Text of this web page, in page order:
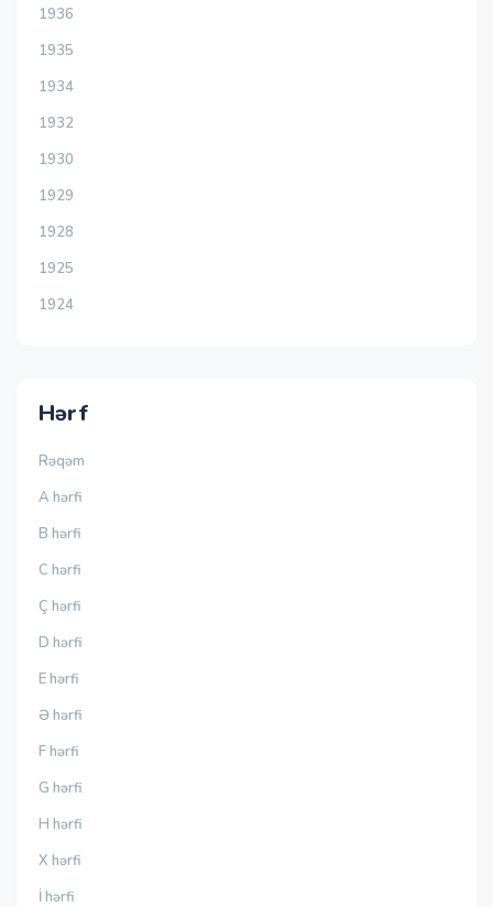
1936
1935
1934
1932
1930
1929
1928
1925
1924
Hərf
Rəqəm
A hərfi
B hərfi
C hərfi
Ç hərfi
D hərfi
E hərfi
Ə hərfi
F hərfi
G hərfi
H hərfi
X hərfi
İ hərfi